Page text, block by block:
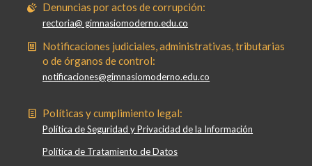
Denuncias por actos de corrupción:
rectoria@ gimnasiomoderno.edu.co
Notificaciones judiciales, administrativas, tributarias
o de órganos de control:
notificaciones@gimnasiomoderno.edu.co
Políticas y cumplimiento legal:
Política de Seguridad y Privacidad de la Información
Política de Tratamiento de Datos